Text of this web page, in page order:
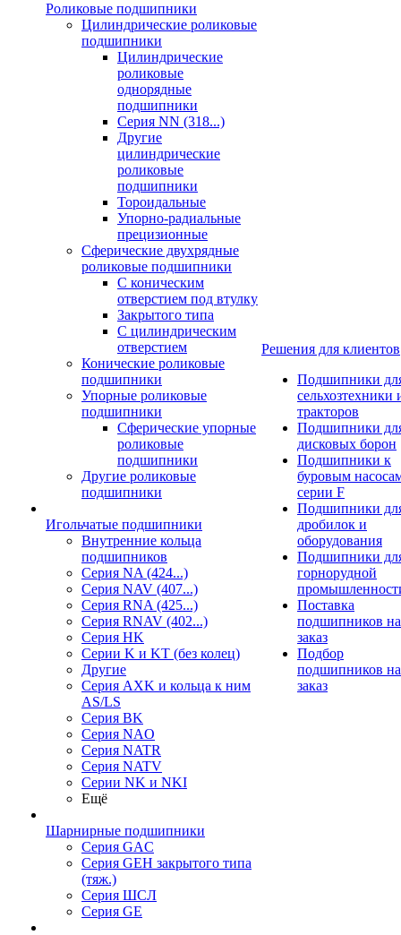
Роликовые подшипники
Цилиндрические роликовые
подшипники
Цилиндрические
роликовые
однорядные
подшипники
Серия NN (318...)
Другие
цилиндрические
роликовые
подшипники
Тороидальные
Упорно-радиальные
прецизионные
Сферические двухрядные
роликовые подшипники
С коническим
отверстием под втулку
Закрытого типа
С цилиндрическим
отверстием
Конические роликовые
подшипники
Упорные роликовые
подшипники
Сферические упорные
роликовые
подшипники
Другие роликовые
подшипники
Игольчатые подшипники
Внутренние кольца
подшипников
Серия NA (424...)
Серия NAV (407...)
Серия RNA (425...)
Серия RNAV (402...)
Серия HK
Серии K и KT (без колец)
Другие
Серия AXK и кольца к ним
AS/LS
Серия BK
Серия NAO
Серия NATR
Серия NATV
Серии NK и NKI
Ещё
Шарнирные подшипники
Серия GAC
Серия GEH закрытого типа
(тяж.)
Серия ШСЛ
Серия GE
Решения для клиентов
Подшипники
сельхозтехники
тракторов
Подшипники
дисковых борон
Подшипники к
буровым
серии F
Подшипники
дробилок и
оборудования
Подшипники
горнорудной
Поставка
подшипников на
заказ
Подбор
подшипников на
заказ